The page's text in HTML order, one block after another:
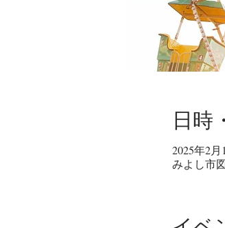
日時
2025年2月
みよし市